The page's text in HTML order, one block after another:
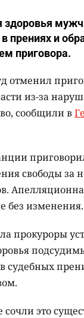
здоровья
прениях и
приговора.
отменил
из-за
сообщили в
свободы за
без изменения.
прокуроры
судебных
сочли это